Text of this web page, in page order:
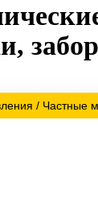
/ Частные